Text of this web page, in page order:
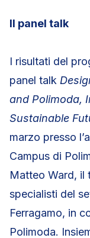
Il panel talk
I risultati del
panel talk
and Polimoda,
Sustainable
marzo presso
Campus di
Matteo Ward, il
specialisti del
Ferragamo, in
Polimoda.